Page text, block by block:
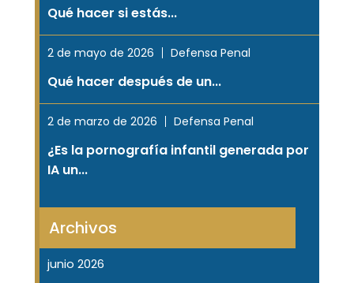
Qué hacer si estás...
2 de mayo de 2026 Defensa Penal
Qué hacer después de un...
2 de marzo de 2026 Defensa Penal
¿Es la pornografía infantil generada por
IA un...
Archivos
junio 2026